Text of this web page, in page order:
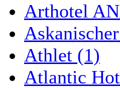
Arthotel
Athlet (1)
Atlantic